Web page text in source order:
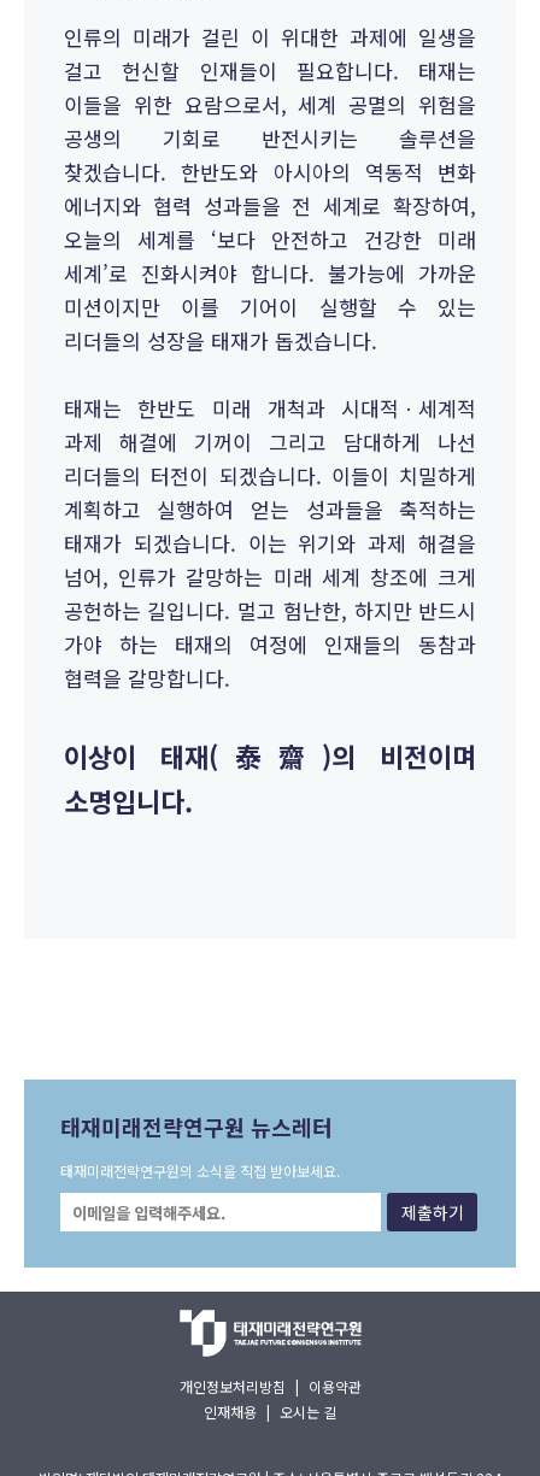
인류의 미래가 걸린 이 위대한 과제에 일생을
걸고 헌신할 인재들이 필요합니다. 태재는
이들을 위한 요람으로서, 세계 공멸의 위험을
공생의 기회로 반전시키는 솔루션을
찾겠습니다. 한반도와 아시아의 역동적 변화
에너지와 협력 성과들을 전 세계로 확장하여,
오늘의 세계를 ‘보다 안전하고 건강한 미래
세계’로 진화시켜야 합니다. 불가능에 가까운
미션이지만 이를 기어이 실행할 수 있는
리더들의 성장을 태재가 돕겠습니다.
태재는 한반도 미래 개척과 시대적ㆍ세계적
과제 해결에 기꺼이 그리고 담대하게 나선
리더들의 터전이 되겠습니다. 이들이 치밀하게
계획하고 실행하여 얻는 성과들을 축적하는
태재가 되겠습니다. 이는 위기와 과제 해결을
넘어, 인류가 갈망하는 미래 세계 창조에 크게
공헌하는 길입니다. 멀고 험난한, 하지만 반드시
가야 하는 태재의 여정에 인재들의 동참과
협력을 갈망합니다.
이상이 태재(泰齋)의 비전이며
소명입니다.
태재미래전략연구원 뉴스레터
태재미래전략연구원의 소식을 직접 받아보세요.
개인정보처리방침 | 이용약관
인재채용 | 오시는 길